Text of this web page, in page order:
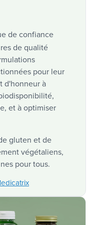
notre
en vitamine
gélule.
folique
la maman. Un
est un
favorise :
b9 (acide
usages L’Acacia (
arbre pouvant
et 50 cm...
µg (200%*)
Téléchargement
de confiance
de qualité
pour leur
d'honneur à
et à optimiser
gluten et de
végétaliens,
pour tous.